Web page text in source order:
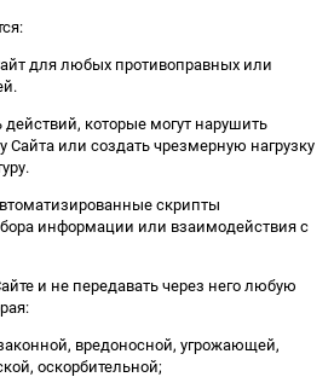
для любых противоправных или
которые могут нарушить
Сайта или создать чрезмерную нагрузку
скрипты
информации или взаимодействия с
и не передавать через него любую
вредоносной, угрожающей,
оскорбительной;